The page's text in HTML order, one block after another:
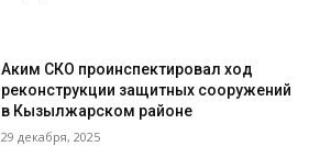
Аким СКО проинспектировал ход
реконструкции защитных сооружений
в Кызылжарском районе
29 декабря, 2025